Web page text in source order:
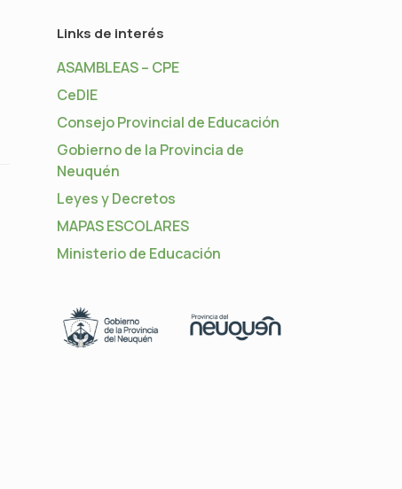
Links de interés
ASAMBLEAS – CPE
CeDIE
Consejo Provincial de Educación
Gobierno de la Provincia de
Neuquén
Leyes y Decretos
MAPAS ESCOLARES
Ministerio de Educación